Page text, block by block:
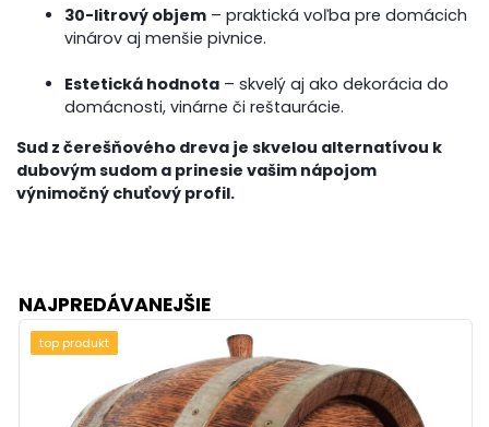
30-litrový objem – praktická voľba pre domácich
vinárov aj menšie pivnice.
Estetická hodnota – skvelý aj ako dekorácia do
domácnosti, vinárne či reštaurácie.
Sud z čerešňového dreva je skvelou alternatívou k
dubovým sudom a prinesie vašim nápojom
výnimočný chuťový profil.
NAJPREDÁVANEJŠIE
top produkt